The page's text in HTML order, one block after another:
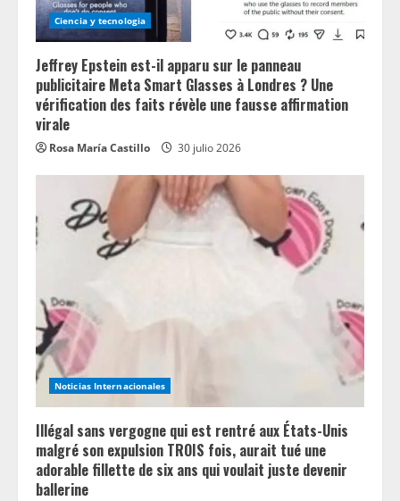
Ciencia y tecnologia
Jeffrey Epstein est-il apparu sur le panneau
publicitaire Meta Smart Glasses à Londres ? Une
vérification des faits révèle une fausse affirmation
virale
Rosa María Castillo 30 julio 2026
Noticias Internacionales
Illégal sans vergogne qui est rentré aux États-Unis
malgré son expulsion TROIS fois, aurait tué une
adorable fillette de six ans qui voulait juste devenir
ballerine